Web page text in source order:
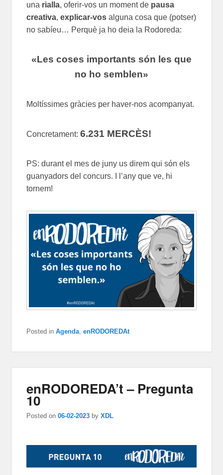
una rialla, oferir-vos un moment de pausa
creativa,explicar-vos alguna cosa que (potser)
no sabíeu… Perquè ja ho deia la Rodoreda:
«Les coses importants són les que
no ho semblen»
Moltíssimes gràcies per haver-nos acompanyat.
Concretament:6.231 MERCÈS!
PS: durant el mes de juny us direm qui són els
guanyadors del concurs. I l’any que ve, hi
tornem!
Posted in Agenda,enRODOREDAt
enRODOREDA’t – Pregunta
10
Posted on06-02-2023 byXDL